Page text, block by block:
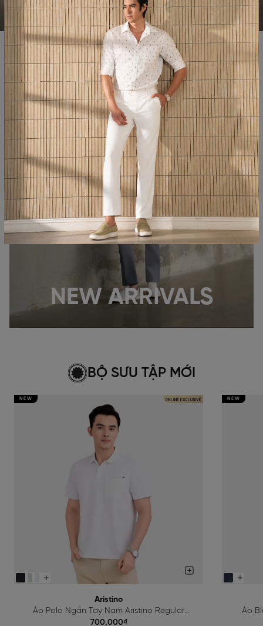
SUMMER COLLECTION LIFE STYLE
NEW ARRIVALS
BỘ SƯU TẬP MỚI
NEW
Aristino
Áo Polo Ngắn Tay Nam Aristino Regular
APS615EDP01
700,000₫
NEW
Áo